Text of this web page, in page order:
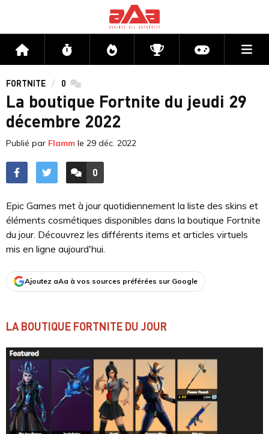
Accueil Flux Directs CompétitionsActu jeux
FORTNITE 0 commentaires
La boutique Fortnite du jeudi 29
décembre 2022
Publié par Flamm le 29 déc. 2022
ACCÉDER AUX
0
COMMENTAIRES
Epic Games met à jour quotidiennement la liste des skins et
éléments cosmétiques disponibles dans la boutique Fortnite
du jour. Découvrez les différents items et articles virtuels
mis en ligne aujourd'hui.
Ajoutez aAa à vos sources préférées sur Google
LA BOUTIQUE FORTNITE DU JOUR